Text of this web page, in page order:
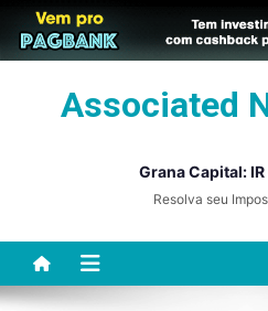
Associated
Grana Capital:
Resolva seu